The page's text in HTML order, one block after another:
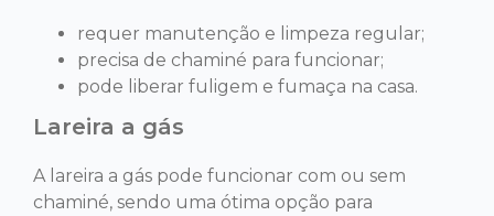
requer manutenção e limpeza regular;
precisa de chaminé para funcionar;
pode liberar fuligem e fumaça na casa.
Lareira a gás
A lareira a gás pode funcionar com ou sem
chaminé, sendo uma ótima opção para